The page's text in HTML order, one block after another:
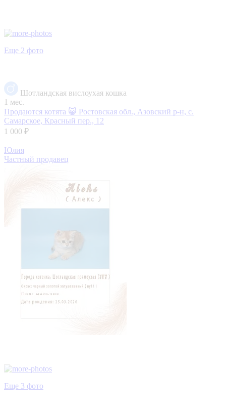
Еще 2 фото
Шотландская вислоухая кошка
1 мес.
Продаются котята 😺 Ростовская обл., Азовский р-н, с.
Самарское, Красный пер., 12
1 000 ₽
Юлия
Частный продавец
Еще 3 фото